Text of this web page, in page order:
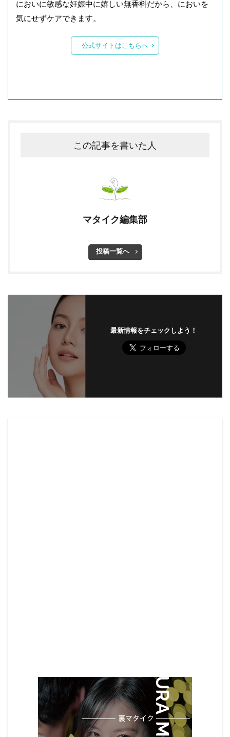
においに敏感な妊娠中に嬉しい無香料だから、においを
気にせずケアできます。
公式サイトはこちらへ
この記事を書いた人
マタイク編集部
投稿一覧へ
最新情報をチェックしよう！